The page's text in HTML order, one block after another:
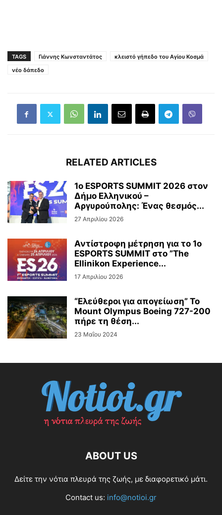
TAGS Γιάννης Κωνσταντάτος
κλειστό γήπεδο του Αγίου Κοσμά
νέο δάπεδο
RELATED ARTICLES
1ο ESPORTS SUMMIT 2026 στον
Δήμο Ελληνικού –
Αργυρούπολης: Ένας θεσμός...
27 Απριλίου 2026
Αντίστροφη μέτρηση για το 1ο
ESPORTS SUMMIT στο ”The
Ellinikon Experience...
17 Απριλίου 2026
“Ελεύθεροι για απογείωση” Το
Mount Olympus Boeing 727-200
πήρε τη θέση...
23 Μαΐου 2024
ABOUT US
Δείτε την νότια πλευρά της ζωής, με διαφορετικό μάτι.
Contact us: info@notioi.gr